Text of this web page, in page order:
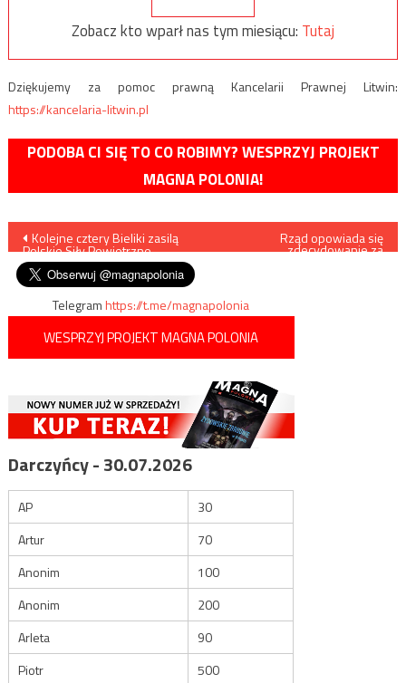
Zobacz kto wparł nas tym miesiącu: Tutaj
Dziękujemy za pomoc prawną Kancelarii Prawnej Litwin:
https://kancelaria-litwin.pl
PODOBA CI SIĘ TO CO ROBIMY? WESPRZYJ PROJEKT
MAGNA POLONIA!
Nawigacja
wpisu
Kolejne cztery Bieliki zasilą
Polskie Siły Powietrzne
Rząd opowiada się
zdecydowanie za
Telegramhttps://t.me/magnapolonia
WESPRZYJ PROJEKT MAGNA POLONIA
Darczyńcy - 30.07.2026
AP
30
Artur
70
Anonim
100
Anonim
200
Arleta
90
Piotr
500